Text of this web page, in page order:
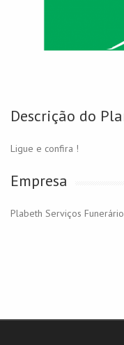
Descrição do
Ligue e confira !
Empresa
Plabeth Serviços